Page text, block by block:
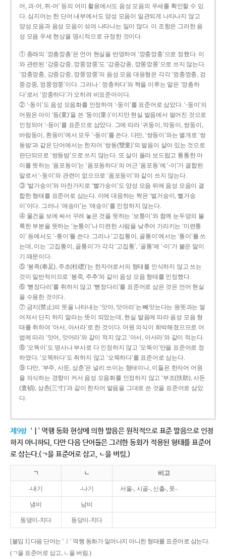
어, 괴-어, 쥐-어’ 등의 어미 활용에서도 음성 모음의 우세를 확인할 수 있
다. 심지어는 한 단어 내부에서도 양성 모음이 일관되게 나타나지 않고
양성 모음과 음성 모음이 섞여 나타나는 일이 많다. 이 조항은 그러한 음
성 모음 우세 현상을 명시적으로 규정한 것이다.
① 종래의 ‘깡총깡총’은 언어 현실을 반영하여 ‘깡충깡충’으로 정했다. 이
와 관련된 ‘강중강중, 깡쭝깡쭝’도 ‘강종강종, 깡쫑깡쫑’으로 쓰지 않는다.
‘깡충깡충, 강중강중, 깡쭝깡쭝’의 음성 모음 대응형은 각각 ‘껑충껑충, 겅
중겅중, 껑쭝껑쭝’이다. 그러나 ‘ 껑충하다’와 짝을 이루는 말은 ‘깡총하
다’로서 ‘깡충하다’가 오히려 비표준어이다.
② ‘-동이’도 음성 모음화를 인정하여 ‘-둥이’를 표준어로 삼았다. ‘-둥이’의
어원은 아이 ‘동(童)’을 쓴 ‘동이(童-)’이지만 현실 발음에서 멀어진 것으로
인정되어 ‘-둥이’를 표준으로 삼았다. 그에 따라 ‘귀둥이, 막둥이, 쌍둥이,
바람둥이, 흰둥이’에서 모두 ‘-둥이’를 쓴다. 다만, ‘쌍둥이’와는 별개로 ‘쌍
동밤’과 같은 단어에서는 한자어 ‘쌍동(雙童)’의 발음이 살아 있는 것으로
판단되므로 ‘쌍둥밤’으로 쓰지 않는다. 또 살이 올라 보드랍고 통통한 아
이를 뜻하는 ‘옴포동이’는 ‘옴포동하다’의 어근 ‘옴포동’에 ‘-이’가 결합된
말로서 ‘-둥이’와 관련이 없으므로 ‘옴포둥이’와 같이 쓰지 않는다.
③ ‘발가숭이’와 마찬가지로 ‘빨가숭이’도 양성 모음 뒤에 음성 모음이 결
합한 형태를 표준어로 삼는다. 이에 대응하는 짝은 ‘벌거숭이, 뻘거숭
이’이다. 그러나 ‘애송이’는 ‘애숭이’를 인정하지 않는다.
④ 물건을 보에 싸서 꾸려 놓은 것을 뜻하는 ‘보퉁이’와 함께 눈두덩의 불
룩한 부분을 뜻하는 ‘눈퉁이’나 미련한 사람을 낮추어 가리키는 ‘미련퉁
이’ 등에서도 ‘-퉁이’를 쓴다. 그러나 ‘고집통이, 골통이’에서는 ‘통이’를 쓰
는데, 이는 ‘고집통이, 골통이’가 각각 ‘고집통’, ‘골통’에 ‘-이’가 붙은 말이
기 때문이다.
⑤ ‘봉족(奉足), 주초(柱礎)’는 한자어로서의 형태를 인식하지 않고 쓰는
것이 일반적이므로 ‘봉죽, 주추’와 같이 음성 모음 형태를 인정했다.
⑥ ‘뻗장다리’를 취하지 않고 ‘뻗정다리’를 표준어로 삼은 것은 언어 현실
을 수용한 것이다.
⑦ 금지(禁止)의 뜻을 나타내는 ‘앗아, 앗아라’는 빼앗는다는 원뜻과는 멀
어져서 단지 하지 말라는 뜻이 되었는데, 현실 발음에 따라 음성 모음 형
태를 취하여 ‘아서, 아서라’로 한 것이다. 어원 의식이 희박해졌으므로 어
법에 따라 ‘앗어, 앗어라’와 같이 적지 않고 ‘아서, 아서라’와 같이 적는다.
⑧ ‘오똑이’도 명사나 부사로 다 인정하지 않고 ‘오뚝이’만을 표준어로 정
하였다. ‘오똑하다’도 취하지 않고 ‘오뚝하다’를 표준어로 삼는다.
⑨ 다만, ‘부주, 사둔, 삼춘’은 널리 쓰이는 형태이나, 이들은 한자어 어원
을 의식하는 경향이 커서 음성 모음화를 인정하지 않고 ‘부조(扶助), 사돈
(査頓), 삼촌(三寸)’과 같이 한자어 발음을 그대로 쓴 것을 표준어로 삼았
다.
제9항 ‘ㅣ’ 역행 동화 현상에 의한 발음은 원칙적으로 표준 발음으로 인정
하지 아니하되, 다만 다음 단어들은 그러한 동화가 적용된 형태를 표준어
로 삼는다.(ㄱ을 표준어로 삼고, ㄴ을 버림.)
ㄱ ㄴ 비고
-내기 -나기 서울-, 시골-, 신출-, 풋-.
냄비 남비
동댕이-치다 동당이-치다
[붙임 1] 다음 단어는 ‘ㅣ’ 역행 동화가 일어나지 아니한 형태를 표준어로 삼는다.
(ㄱ을 표준어로 삼고, ㄴ을 버림.)